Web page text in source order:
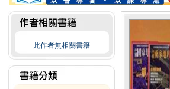
此作者無相關書籍